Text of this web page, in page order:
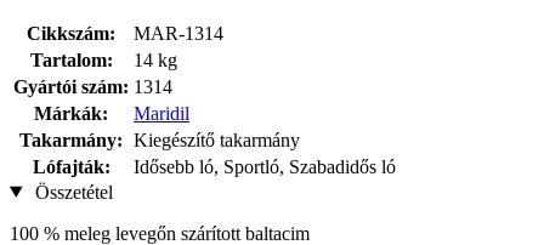
Cikkszám:
MAR-1314
Tartalom:
14 kg
Gyártói szám: 1314
Márkák:
Maridil
Takarmány: Kiegészítő takarmány
Lófajták:
Idősebb ló, Sportló, Szabadidős ló
Összetétel
100 % meleg levegőn szárított baltacim